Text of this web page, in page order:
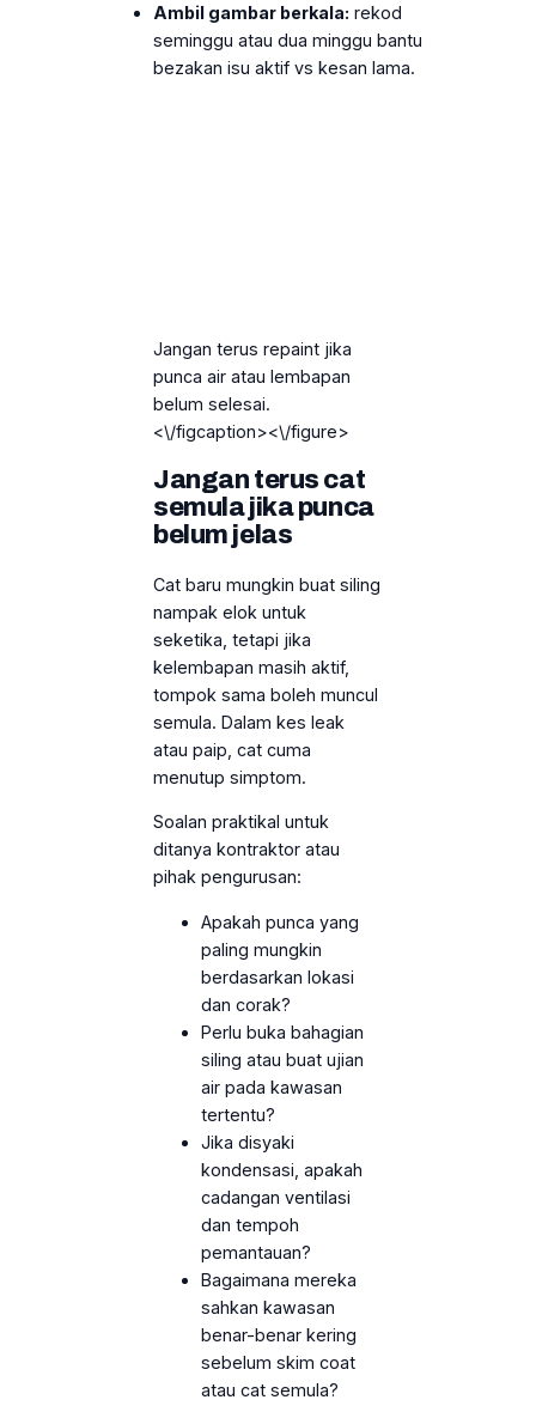
Ambil gambar berkala: rekod
seminggu atau dua minggu bantu
bezakan isu aktif vs kesan lama.
Jangan terus repaint jika
punca air atau lembapan
belum selesai.
<\/figcaption><\/figure>
Jangan terus cat
semula jika punca
belum jelas
Cat baru mungkin buat siling
nampak elok untuk
seketika, tetapi jika
kelembapan masih aktif,
tompok sama boleh muncul
semula. Dalam kes leak
atau paip, cat cuma
menutup simptom.
Soalan praktikal untuk
ditanya kontraktor atau
pihak pengurusan:
Apakah punca yang
paling mungkin
berdasarkan lokasi
dan corak?
Perlu buka bahagian
siling atau buat ujian
air pada kawasan
tertentu?
Jika disyaki
kondensasi, apakah
cadangan ventilasi
dan tempoh
pemantauan?
Bagaimana mereka
sahkan kawasan
benar-benar kering
sebelum skim coat
atau cat semula?